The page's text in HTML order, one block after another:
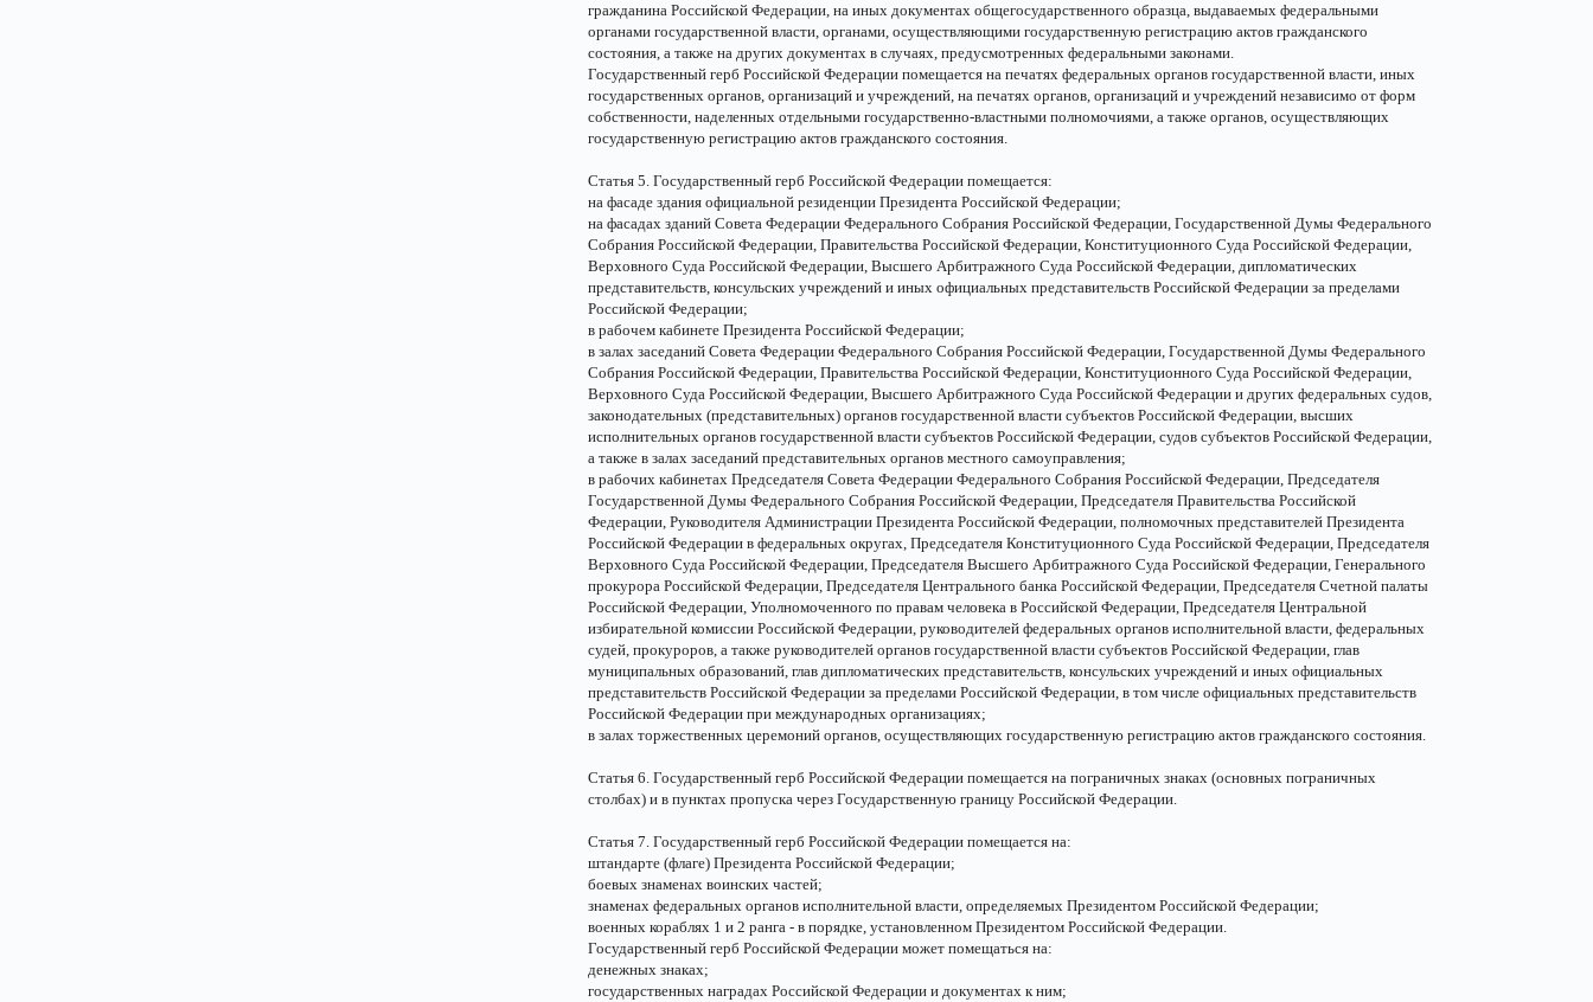
гражданина Российской Федерации, на иных документах общегосударственного образца, выдаваемых федеральными
органами государственной власти, органами, осуществляющими государственную регистрацию актов гражданского
состояния, а также на других документах в случаях, предусмотренных федеральными законами.
Государственный герб Российской Федерации помещается на печатях федеральных органов государственной власти, иных
государственных органов, организаций и учреждений, на печатях органов, организаций и учреждений независимо от форм
собственности, наделенных отдельными государственно-властными полномочиями, а также органов, осуществляющих
государственную регистрацию актов гражданского состояния.
Статья 5. Государственный герб Российской Федерации помещается:
на фасаде здания официальной резиденции Президента Российской Федерации;
на фасадах зданий Совета Федерации Федерального Собрания Российской Федерации, Государственной Думы Федерального
Собрания Российской Федерации, Правительства Российской Федерации, Конституционного Суда Российской Федерации,
Верховного Суда Российской Федерации, Высшего Арбитражного Суда Российской Федерации, дипломатических
представительств, консульских учреждений и иных официальных представительств Российской Федерации за пределами
Российской Федерации;
в рабочем кабинете Президента Российской Федерации;
в залах заседаний Совета Федерации Федерального Собрания Российской Федерации, Государственной Думы Федерального
Собрания Российской Федерации, Правительства Российской Федерации, Конституционного Суда Российской Федерации,
Верховного Суда Российской Федерации, Высшего Арбитражного Суда Российской Федерации и других федеральных судов,
законодательных (представительных) органов государственной власти субъектов Российской Федерации, высших
исполнительных органов государственной власти субъектов Российской Федерации, судов субъектов Российской Федерации,
а также в залах заседаний представительных органов местного самоуправления;
в рабочих кабинетах Председателя Совета Федерации Федерального Собрания Российской Федерации, Председателя
Государственной Думы Федерального Собрания Российской Федерации, Председателя Правительства Российской
Федерации, Руководителя Администрации Президента Российской Федерации, полномочных представителей Президента
Российской Федерации в федеральных округах, Председателя Конституционного Суда Российской Федерации, Председателя
Верховного Суда Российской Федерации, Председателя Высшего Арбитражного Суда Российской Федерации, Генерального
прокурора Российской Федерации, Председателя Центрального банка Российской Федерации, Председателя Счетной палаты
Российской Федерации, Уполномоченного по правам человека в Российской Федерации, Председателя Центральной
избирательной комиссии Российской Федерации, руководителей федеральных органов исполнительной власти, федеральных
судей, прокуроров, а также руководителей органов государственной власти субъектов Российской Федерации, глав
муниципальных образований, глав дипломатических представительств, консульских учреждений и иных официальных
представительств Российской Федерации за пределами Российской Федерации, в том числе официальных представительств
Российской Федерации при международных организациях;
в залах торжественных церемоний органов, осуществляющих государственную регистрацию актов гражданского состояния.
Статья 6. Государственный герб Российской Федерации помещается на пограничных знаках (основных пограничных
столбах) и в пунктах пропуска через Государственную границу Российской Федерации.
Статья 7. Государственный герб Российской Федерации помещается на:
штандарте (флаге) Президента Российской Федерации;
боевых знаменах воинских частей;
знаменах федеральных органов исполнительной власти, определяемых Президентом Российской Федерации;
военных кораблях 1 и 2 ранга - в порядке, установленном Президентом Российской Федерации.
Государственный герб Российской Федерации может помещаться на:
денежных знаках;
государственных наградах Российской Федерации и документах к ним;